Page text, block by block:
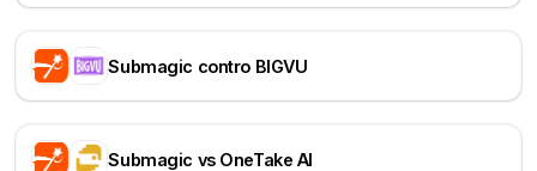
Submagic contro BIGVU
Submagic vs OneTake AI